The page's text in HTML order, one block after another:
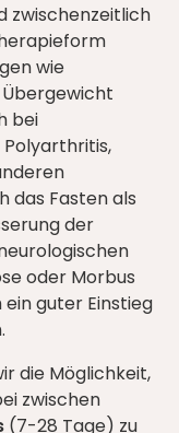
zwischenzeitlich
wie
bei
das Fasten als
der
oder Morbus
guter Einstieg
die Möglichkeit,
zwischen
(7-28 Tage) zu